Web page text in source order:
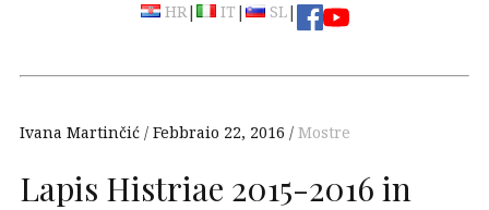
HR| IT | SL|
Ivana Martinčić Febbraio 22, 2016 Mostre
Lapis Histriae 2015-2016 in